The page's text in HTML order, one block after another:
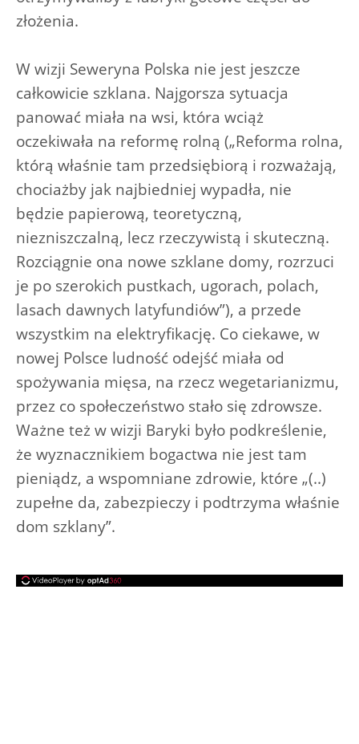
złożenia.
W wizji Seweryna Polska nie jest jeszcze
całkowicie szklana. Najgorsza sytuacja
panować miała na wsi, która wciąż
oczekiwała na reformę rolną („Reforma rolna,
którą właśnie tam przedsiębiorą i rozważają,
chociażby jak najbiedniej wypadła, nie
będzie papierową, teoretyczną,
niezniszczalną, lecz rzeczywistą i skuteczną.
Rozciągnie ona nowe szklane domy, rozrzuci
je po szerokich pustkach, ugorach, polach,
lasach dawnych latyfundiów”), a przede
wszystkim na elektryfikację. Co ciekawe, w
nowej Polsce ludność odejść miała od
spożywania mięsa, na rzecz wegetarianizmu,
przez co społeczeństwo stało się zdrowsze.
Ważne też w wizji Baryki było podkreślenie,
że wyznacznikiem bogactwa nie jest tam
pieniądz, a wspomniane zdrowie, które „(..)
zupełne da, zabezpieczy i podtrzyma właśnie
dom szklany”.